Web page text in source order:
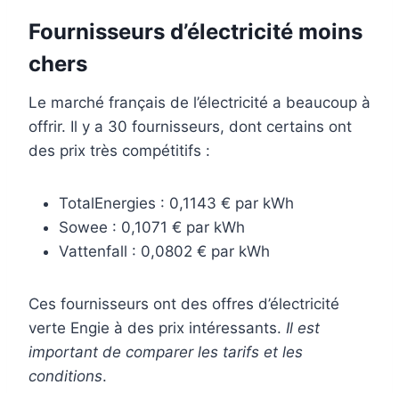
Fournisseurs d’électricité moins
chers
Le marché français de l’électricité a beaucoup à
offrir. Il y a 30 fournisseurs, dont certains ont
des prix très compétitifs :
TotalEnergies : 0,1143 € par kWh
Sowee : 0,1071 € par kWh
Vattenfall : 0,0802 € par kWh
Ces fournisseurs ont des offres d’électricité
verte Engie à des prix intéressants. Il est
important de comparer les tarifs et les
conditions.